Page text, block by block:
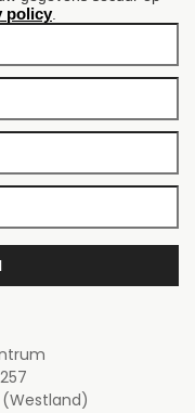
policy.
(Westland)